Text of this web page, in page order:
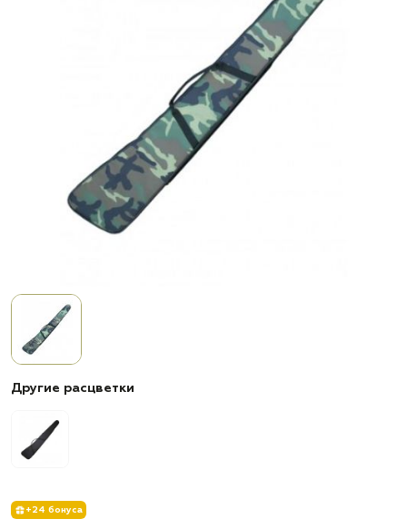
Другие расцветки
+24 бонуса